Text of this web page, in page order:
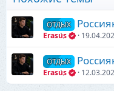
ОТДЫХ
Erasus
ОТДЫХ
Erasus